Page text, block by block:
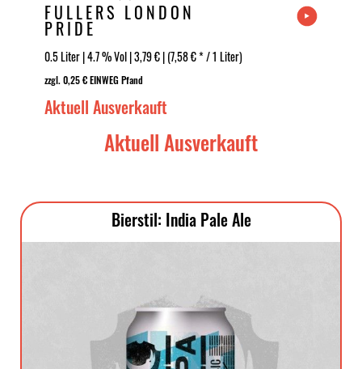
FULLERS LONDON
PRIDE
0.5 Liter | 4.7 % Vol | 3,79 € | (7,58 € * / 1 Liter)
zzgl. 0,25 € EINWEG Pfand
Aktuell Ausverkauft
Aktuell Ausverkauft
Bierstil: India Pale Ale